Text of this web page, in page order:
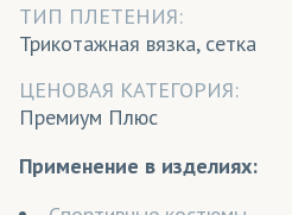
ТИП ПЛЕТЕНИЯ:
Трикотажная вязка, сетка
ЦЕНОВАЯ КАТЕГОРИЯ:
Премиум Плюс
Применение в изделиях: